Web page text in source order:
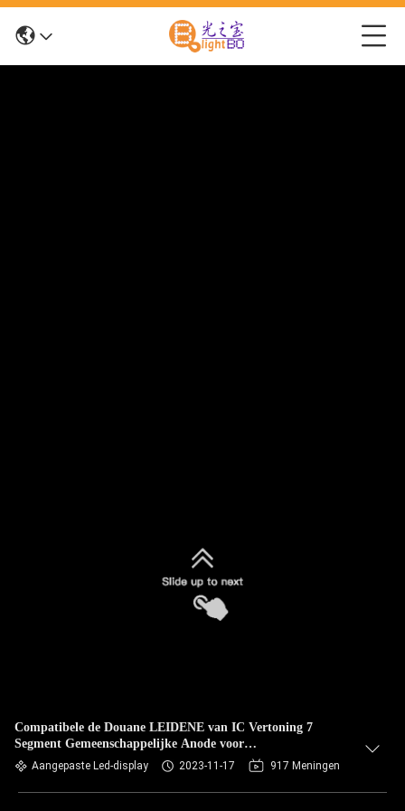
Compatibele de Douane LEIDENE van IC Vertoning 7
Segment Gemeenschappelijke Anode voor
Temperatuurcontrole
Aangepaste Led-display 2023-11-17 917 Meningen